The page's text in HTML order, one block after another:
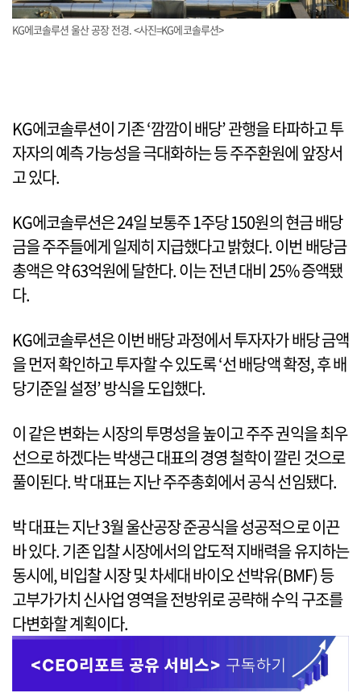
KG에코솔루션 울산 공장 전경. <사진=KG에코솔루션>
KG에코솔루션이 기존 ‘깜깜이 배당’ 관행을 타파하고 투
자자의 예측 가능성을 극대화하는 등 주주환원에 앞장서
고 있다.
KG에코솔루션은 24일 보통주 1주당 150원의 현금 배당
금을 주주들에게 일제히 지급했다고 밝혔다. 이번 배당금
총액은 약 63억원에 달한다. 이는 전년 대비 25% 증액됐
다.
KG에코솔루션은 이번 배당 과정에서 투자자가 배당 금액
을 먼저 확인하고 투자할 수 있도록 ‘선 배당액 확정, 후 배
당기준일 설정’ 방식을 도입했다.
이 같은 변화는 시장의 투명성을 높이고 주주 권익을 최우
선으로 하겠다는 박생근 대표의 경영 철학이 깔린 것으로
풀이된다. 박 대표는 지난 주주총회에서 공식 선임됐다.
박 대표는 지난 3월 울산공장 준공식을 성공적으로 이끈
바 있다. 기존 입찰 시장에서의 압도적 지배력을 유지하는
동시에, 비입찰 시장 및 차세대 바이오 선박유(BMF) 등
고부가가치 신사업 영역을 전방위로 공략해 수익 구조를
다변화할 계획이다.